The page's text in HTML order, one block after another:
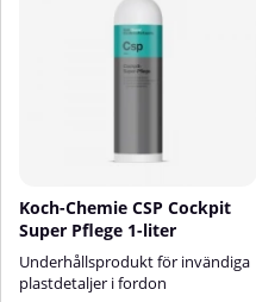
Koch-Chemie CSP Cockpit
Super Pflege 1-liter
Underhållsprodukt för invändiga
plastdetaljer i fordon